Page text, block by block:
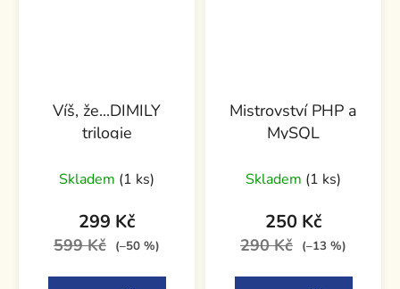
Víš, že...DIMILY
trilogie
Skladem (1 ks)
299 Kč
599 Kč (–50 %)
Mistrovství PHP a
MySQL
Skladem (1 ks)
250 Kč
290 Kč (–13 %)